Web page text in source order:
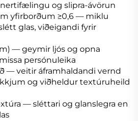
og slipra-ávörun
yfirborðum ≥0,6 — miklu
glas, viðeigandi fyrir
— geymir ljós og opna
persónuleika
— veitir áframhaldandi vernd
og viðheldur textúruheild
— sléttari og glanslegra en